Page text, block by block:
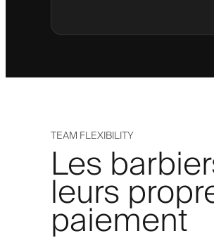
TEAM FLEXIBILITY
Les
leurs
paiement